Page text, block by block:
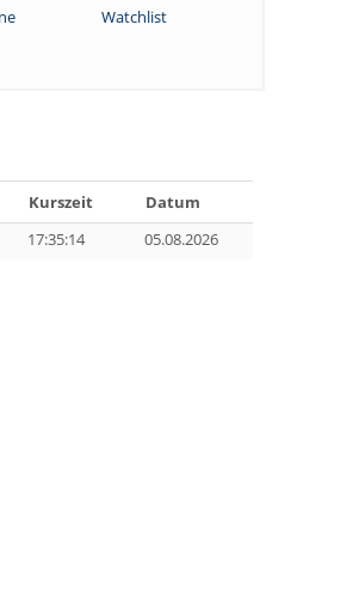
Watchlist
Kurszeit
Datum
17:35:14
05.08.2026